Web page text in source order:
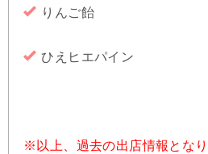
りんご飴
ひえヒエパイン
※以上、過去の出店情報とな